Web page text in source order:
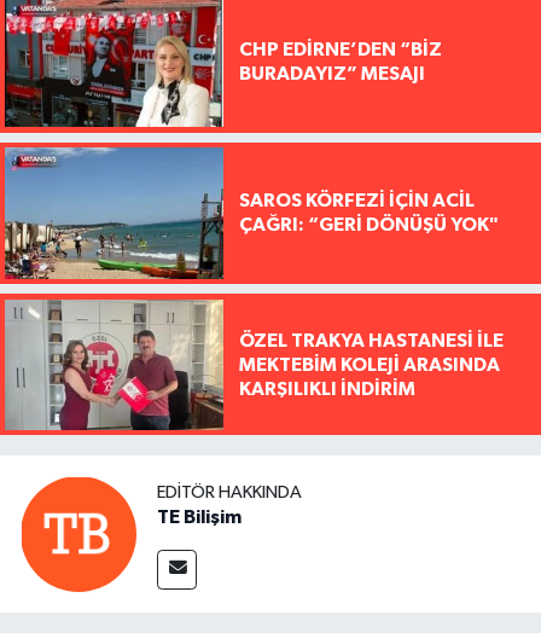
CHP EDİRNE’DEN “BİZ
BURADAYIZ” MESAJI
SAROS KÖRFEZİ İÇİN ACİL
ÇAĞRI: “GERİ DÖNÜŞÜ YOK"
ÖZEL TRAKYA HASTANESİ İLE
MEKTEBİM KOLEJİ ARASINDA
KARŞILIKLI İNDİRİM
EDITÖR HAKKINDA
TE Bilişim